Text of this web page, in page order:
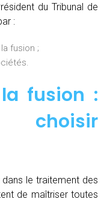
du Tribunal de
:
fusion ;
fusion :
le traitement des
de maîtriser toutes